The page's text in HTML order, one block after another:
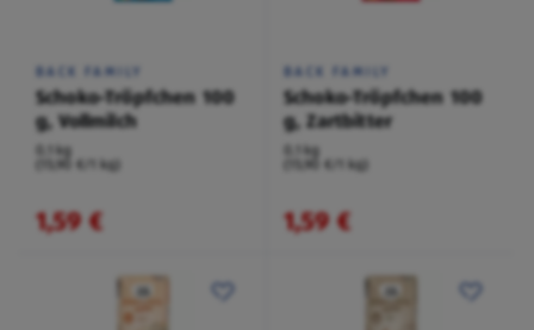
BACK FAMILY
Schoko-Tröpfchen 100
g, Vollmilch
0,1 kg
(15,90 €/1 kg)
1,59 €
BACK FAMILY
Schoko-Tröpfchen 100
g, Zartbitter
0,1 kg
(15,90 €/1 kg)
1,59 €